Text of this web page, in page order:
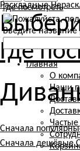
Где посмотреть
Введите название
Главная
О
Наши
Раскладные
Где
Сначала
Сначала дешёвые